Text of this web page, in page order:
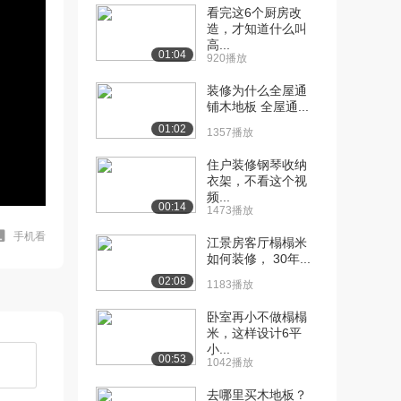
手机看
01:04
看完这6个厨房改
造，才知道什么叫
高...
920播放
01:02
装修为什么全屋通
铺木地板 全屋通...
1357播放
00:14
住户装修钢琴收纳
衣架，不看这个视
频...
1473播放
02:08
江景房客厅榻榻米
如何装修， 30年...
1183播放
00:53
卧室再小不做榻榻
米，这样设计6平
小...
1042播放
去哪里买木地板？